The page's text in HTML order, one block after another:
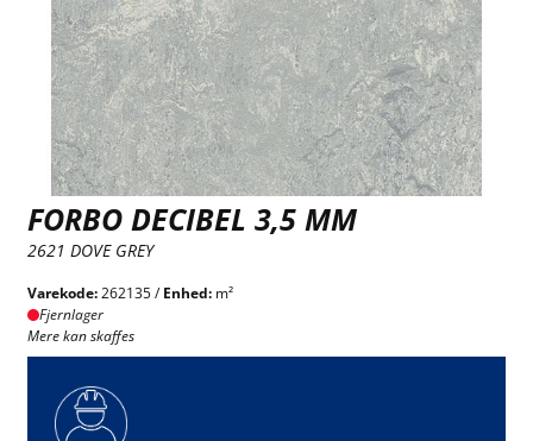
FORBO DECIBEL 3,5 MM
2621 DOVE GREY
Varekode:262135 /Enhed: m²
Fjernlager
Mere kan skaffes